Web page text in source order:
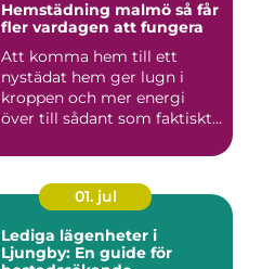
Hemstädning malmö så får
fler vardagen att fungera
Att komma hem till ett
nystädat hem ger lugn i
kroppen och mer energi
över till sådant som faktiskt
01. jul
Lediga lägenheter i
Ljungby: En guide för